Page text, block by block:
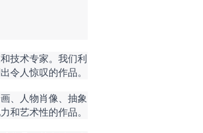
技术专家。我们利
令人惊叹的作品。
、人物肖像、抽象
和艺术性的作品。